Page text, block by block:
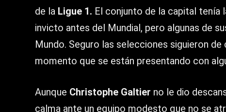
de la Ligue 1. El conjunto de la capital tenía
invicto antes del Mundial, pero algunas de
Mundo. Seguro las selecciones siguieron
momento que se están presentando con
Aunque Christophe Galtier no le dio
calma ante un equipo modesto que no se